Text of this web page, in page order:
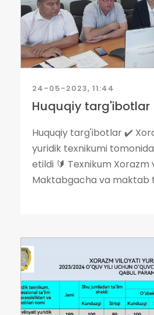
24-05-2023, 11:44
Huquqiy targ'ibotlar
Huquqiy targ'ibotlar ✔️
yuridik texnikumi
etildi 🔰 Texnikum Xorazm
Maktabgacha va maktab